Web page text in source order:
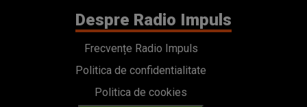
Despre Radio Impuls
Frecvențe Radio Impuls
Politica de confidentialitate
Politica de cookies